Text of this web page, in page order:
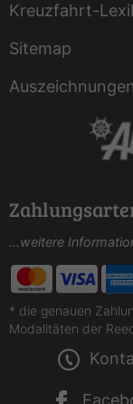
Kreuzfahrt-
Sitemap
Auszeichnungen
...weitere
* die genauen
Modalitäten der